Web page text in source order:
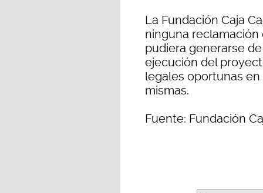
La Fundación Caja
ninguna
pudiera generarse
ejecución del
legales oportunas
mismas.
Fuente: Fundación